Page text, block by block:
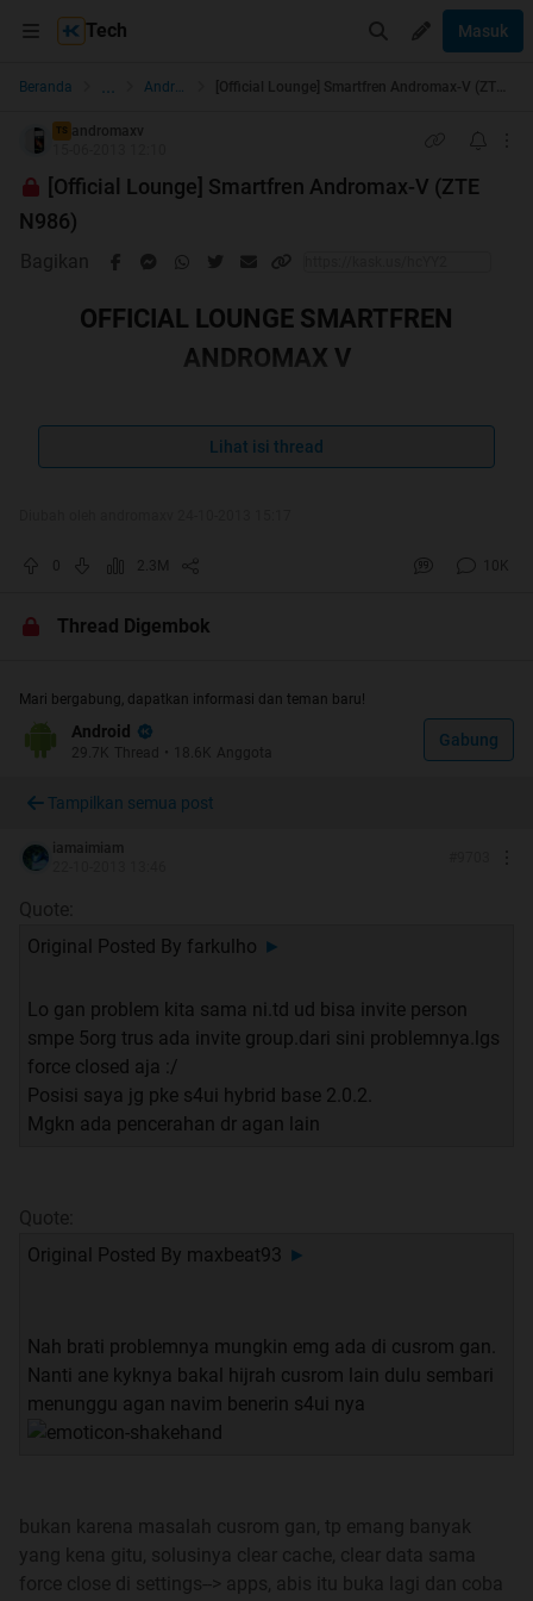
Tech Masuk
Beranda ... Android
TS andromaxv
[Official Lounge] Smartfren Andromax-V (ZTE
N986)
Bagikan
OFFICIAL LOUNGE SMARTFREN
ANDROMAX V
Baca page one & FAQ sebelum bertanya
Lihat spek lengkap di
melemah
Lihat isi thread
0 2.3M 10K
Thread Digembok
Mari bergabung, dapatkan informasi dan teman baru!
Android
29.7K Thread • 18.6K Anggota
Gabung
Tampilkan semua post
iamaimiam
Quote:
Original Posted By farkulho ►
Lo gan problem kita sama ni.td ud bisa invite person
smpe 5org trus ada invite group.dari sini problemnya.lgs
force closed aja :/
Posisi saya jg pke s4ui hybrid base 2.0.2.
Mgkn ada pencerahan dr agan lain
Quote:
Original Posted By maxbeat93 ►
Nah brati problemnya mungkin emg ada di cusrom gan.
Nanti ane kyknya bakal hijrah cusrom lain dulu sembari
menunggu agan navim benerin s4ui nya
bukan karena masalah cusrom gan, tp emang banyak
yang kena gitu, solusinya clear cache, clear data sama
force close di settings--> apps, abis itu buka lagi dan coba